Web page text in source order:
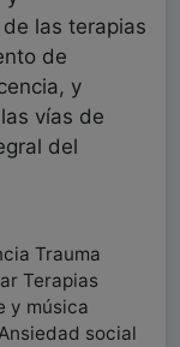
las terapias
de
y
vías de
del
Trauma
Terapias
y música
social